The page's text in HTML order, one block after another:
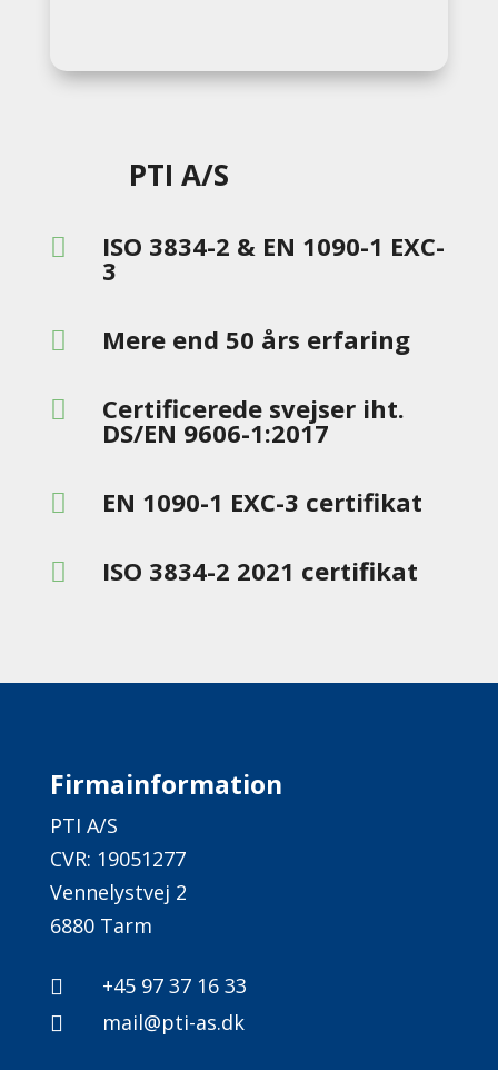
PTI A/S
 ISO 3834-2 & EN 1090-1 EXC-
3
 Mere end 50 års erfaring
 Certificerede svejser iht.
DS/EN 9606-1:2017
 EN 1090-1 EXC-3 certifikat
 ISO 3834-2 2021 certifikat
Firmainformation
PTI A/S
CVR: 19051277
Vennelystvej 2
6880 Tarm
 +45 97 37 16 33
 mail@pti-as.dk